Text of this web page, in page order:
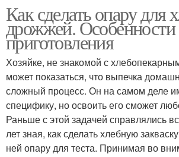
Как сделать опару для
дрожжей. Особенности
приготовления
Хозяйке, не знакомой с
может показаться, что выпечка
сложный процесс. Он на самом деле
специфику, но освоить его сможет
Раньше с этой задачей справлялись
лет зная, как сделать хлебную
ней опару для теста. Принимая во